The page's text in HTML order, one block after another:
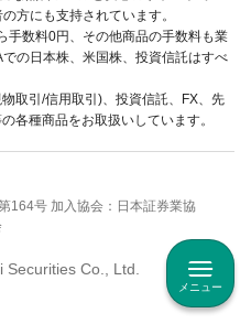
メニュー
方にも支持されています。
手数料0円、その他商品の手数料も業
の日本株、米国株、投資信託はすべ
取引/信用取引)、投資信託、FX、先
各種商品をお取扱いしています。
164号 加入協会：日本証券業協
Co., Ltd.